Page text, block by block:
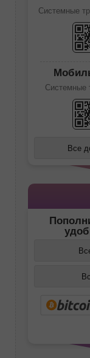
Системные
Системные
Все